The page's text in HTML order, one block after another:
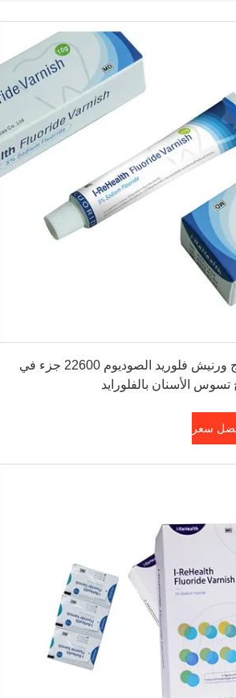
10-15S علاج ورنيش فلوريد الصوديوم 22600 جزء في
تسوس الأسنان بالفلورايد
سعر